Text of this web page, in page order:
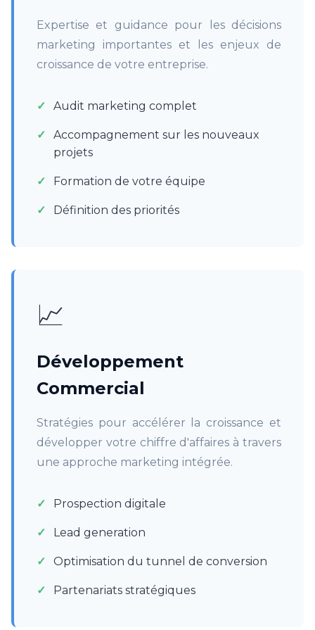
Expertise et guidance pour les décisions
marketing importantes et les enjeux de
croissance de votre entreprise.
Audit marketing complet
Accompagnement sur les nouveaux
projets
Formation de votre équipe
Définition des priorités
📈
Développement
Commercial
Stratégies pour accélérer la croissance et
développer votre chiffre d'affaires à travers
une approche marketing intégrée.
Prospection digitale
Lead generation
Optimisation du tunnel de conversion
Partenariats stratégiques